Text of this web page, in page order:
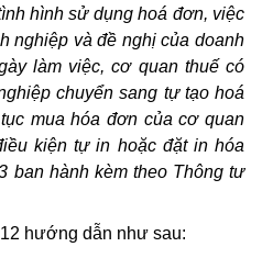
hình sử dụng hoá đơn, việc
nghiệp và đề nghị của doanh
làm việc, cơ quan thuế có
chuyển sang tự tạo hoá
mua hóa đơn của cơ quan
kiện tự in hoặc đặt in hóa
ban hành kèm theo Thông tư
hướng dẫn như sau: